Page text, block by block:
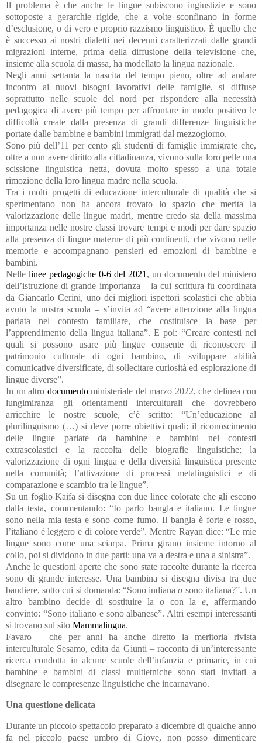
Il problema è che anche le lingue subiscono ingiustizie e sono
sottoposte a gerarchie rigide, che a volte sconfinano in forme
d’esclusione, o di vero e proprio razzismo linguistico. È quello che
è successo ai nostri dialetti nei decenni caratterizzati dalle grandi
migrazioni interne, prima della diffusione della televisione che,
insieme alla scuola di massa, ha modellato la lingua nazionale.
Negli anni settanta la nascita del tempo pieno, oltre ad andare
incontro ai nuovi bisogni lavorativi delle famiglie, si diffuse
soprattutto nelle scuole del nord per rispondere alla necessità
pedagogica di avere più tempo per affrontare in modo positivo le
difficoltà create dalla presenza di grandi differenze linguistiche
portate dalle bambine e bambini immigrati dal mezzogiorno.
Sono più dell’11 per cento gli studenti di famiglie immigrate che,
oltre a non avere diritto alla cittadinanza, vivono sulla loro pelle una
scissione linguistica netta, dovuta molto spesso a una totale
rimozione della loro lingua madre nella scuola.
Tra i molti progetti di educazione interculturale di qualità che si
sperimentano non ha ancora trovato lo spazio che merita la
valorizzazione delle lingue madri, mentre credo sia della massima
importanza nelle nostre classi trovare tempi e modi per dare spazio
alla presenza di lingue materne di più continenti, che vivono nelle
memorie e accompagnano pensieri ed emozioni di bambine e
bambini.
Nelle linee pedagogiche 0-6 del 2021 , un documento del ministero
dell’istruzione di grande importanza – la cui scrittura fu coordinata
da Giancarlo Cerini, uno dei migliori ispettori scolastici che abbia
avuto la nostra scuola – s’invita ad “avere attenzione alla lingua
parlata nel contesto familiare, che costituisce la base per
l’apprendimento della lingua italiana”. E poi: “Creare contesti nei
quali si possono usare più lingue consente di riconoscere il
patrimonio culturale di ogni bambino, di sviluppare abilità
comunicative diversificate, di sollecitare curiosità ed esplorazione di
lingue diverse”.
In un altro documentoministeriale del marzo 2022, che delinea con
lungimiranza gli orientamenti interculturali che dovrebbero
arricchire le nostre scuole, c’è scritto: “Un’educazione al
plurilinguismo (…) si deve porre obiettivi quali: il riconoscimento
delle lingue parlate da bambine e bambini nei contesti
extrascolastici e la raccolta delle biografie linguistiche; la
valorizzazione di ogni lingua e della diversità linguistica presente
nella comunità; l’attivazione di processi metalinguistici e di
comparazione e scambio tra le lingue”.
Su un foglio Kaifa si disegna con due linee colorate che gli escono
dalla testa, commentando: “Io parlo bangla e italiano. Le lingue
sono nella mia testa e sono come fumo. Il bangla è forte e rosso,
l’italiano è leggero e di colore verde”. Mentre Rayan dice: “Le mie
lingue sono come una sciarpa. Prima girano insieme intorno al
collo, poi si dividono in due parti: una va a destra e una a sinistra”.
Anche le questioni aperte che sono state raccolte durante la ricerca
sono di grande interesse. Una bambina si disegna divisa tra due
bandiere, sotto cui si domanda: “Sono indianao sono italiana?”. Un
altro bambino decide di sostituire la o con la e, affermando
convinto: “Sono italiano e sono albanese”. Altri esempi interessanti
si trovano sul sito Mammalingua.
Favaro – che per anni ha anche diretto la meritoria rivista
interculturale Sesamo, edita da Giunti – racconta di un’interessante
ricerca condotta in alcune scuole dell’infanzia e primarie, in cui
bambine e bambini di classi multietniche sono stati invitati a
disegnare le compresenze linguistiche che incarnavano.
Una questione delicata
Durante un piccolo spettacolo preparato a dicembre di qualche anno
fa nel piccolo paese umbro di Giove, non posso dimenticare